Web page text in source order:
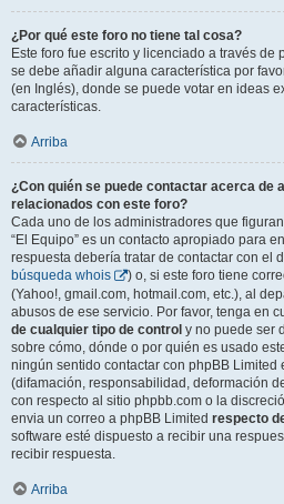
¿Por qué este foro no tiene tal cosa?
Este foro fue escrito y licenciado a través de
se debe añadir alguna característica por
(en Inglés), donde se puede votar en ideas
características.
Arriba
¿Con quién se puede contactar acerca de
relacionados con este foro?
Cada uno de los administradores que
“El Equipo” es un contacto apropiado para
respuesta debería tratar de contactar con el
búsqueda whois
) o, si este foro tiene
(Yahoo!, gmail.com, hotmail.com, etc.), al
abusos de ese servicio. Por favor, tenga en
de cualquier tipo de control y no puede ser
sobre cómo, dónde o por quién es usado
ningún sentido contactar con phpBB
(difamación, responsabilidad, deformación
con respecto al sitio phpbb.com o la
envia un correo a phpBB Limited respecto
software esté dispuesto a recibir una
recibir respuesta.
Arriba